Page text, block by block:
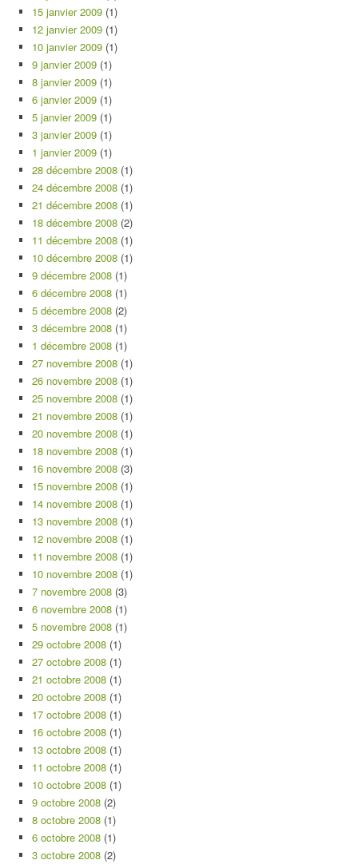
15 janvier 2009 (1)
12 janvier 2009 (1)
10 janvier 2009 (1)
9 janvier 2009 (1)
8 janvier 2009 (1)
6 janvier 2009 (1)
5 janvier 2009 (1)
3 janvier 2009 (1)
1 janvier 2009 (1)
28 décembre 2008 (1)
24 décembre 2008 (1)
21 décembre 2008 (1)
18 décembre 2008 (2)
11 décembre 2008 (1)
10 décembre 2008 (1)
9 décembre 2008 (1)
6 décembre 2008 (1)
5 décembre 2008 (2)
3 décembre 2008 (1)
1 décembre 2008 (1)
27 novembre 2008 (1)
26 novembre 2008 (1)
25 novembre 2008 (1)
21 novembre 2008 (1)
20 novembre 2008 (1)
18 novembre 2008 (1)
16 novembre 2008 (3)
15 novembre 2008 (1)
14 novembre 2008 (1)
13 novembre 2008 (1)
12 novembre 2008 (1)
11 novembre 2008 (1)
10 novembre 2008 (1)
7 novembre 2008 (3)
6 novembre 2008 (1)
5 novembre 2008 (1)
29 octobre 2008 (1)
27 octobre 2008 (1)
21 octobre 2008 (1)
20 octobre 2008 (1)
17 octobre 2008 (1)
16 octobre 2008 (1)
13 octobre 2008 (1)
11 octobre 2008 (1)
10 octobre 2008 (1)
9 octobre 2008 (2)
8 octobre 2008 (1)
6 octobre 2008 (1)
3 octobre 2008 (2)